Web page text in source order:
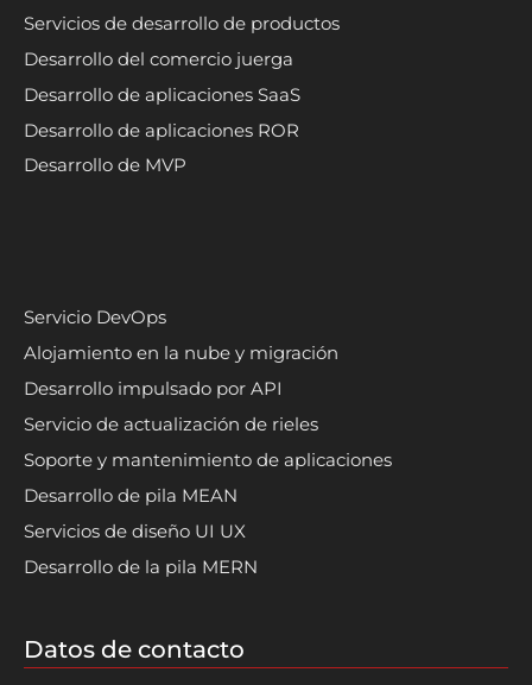
Servicios de desarrollo de productos
Desarrollo del comercio juerga
Desarrollo de aplicaciones SaaS
Desarrollo de aplicaciones ROR
Desarrollo de MVP
Servicio DevOps
Alojamiento en la nube y migración
Desarrollo impulsado por API
Servicio de actualización de rieles
Soporte y mantenimiento de aplicaciones
Desarrollo de pila MEAN
Servicios de diseño UI UX
Desarrollo de la pila MERN
Datos de contacto